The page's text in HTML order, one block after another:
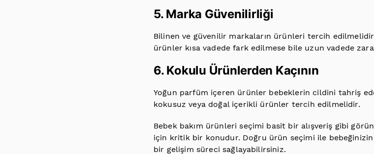
5. Marka Güvenilirliği
Bilinen ve güvenilir markaların ürünleri tercih
ürünler kısa vadede fark edilmese bile uzun vadede
6. Kokulu Ürünlerden Kaçının
Yoğun parfüm içeren ürünler bebeklerin cildini tahriş
kokusuz veya doğal içerikli ürünler tercih edilmelidir.
Bebek bakım ürünleri seçimi basit bir alışveriş gibi
için kritik bir konudur. Doğru ürün seçimi ile bebeğinizin
bir gelişim süreci sağlayabilirsiniz.